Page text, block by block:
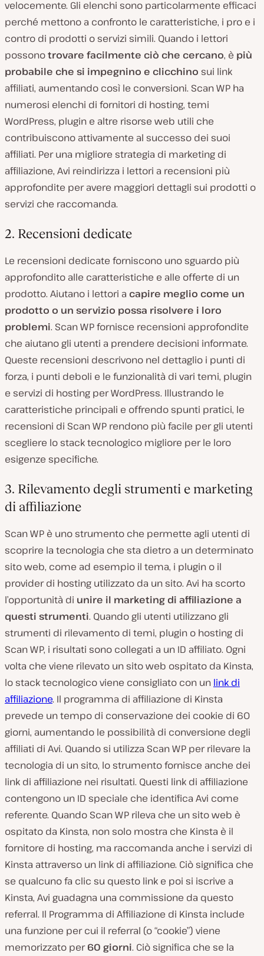
velocemente. Gli elenchi sono particolarmente efficaci
perché mettono a confronto le caratteristiche, i pro e i
contro di prodotti o servizi simili. Quando i lettori
possonotrovare facilmente ciò che cercano, è più
probabile che si impegnino e clicchino sui link
affiliati, aumentando così le conversioni. Scan WP ha
numerosi elenchi di fornitori di hosting, temi
WordPress, plugin e altre risorse web utili che
contribuiscono attivamente al successo dei suoi
affiliati. Per una migliore strategia di marketing di
affiliazione, Avi reindirizza i lettori a recensioni più
approfondite per avere maggiori dettagli sui prodotti o
servizi che raccomanda.
2. Recensioni dedicate
Le recensioni dedicate forniscono uno sguardo più
approfondito alle caratteristiche e alle offerte di un
prodotto. Aiutano i lettori a capire meglio come un
prodotto o un servizio possa risolvere i loro
problemi. Scan WP fornisce recensioni approfondite
che aiutano gli utenti a prendere decisioni informate.
Queste recensioni descrivono nel dettaglio i punti di
forza, i punti deboli e le funzionalità di vari temi, plugin
e servizi di hosting per WordPress. Illustrando le
caratteristiche principali e offrendo spunti pratici, le
recensioni di Scan WP rendono più facile per gli utenti
scegliere lo stack tecnologico migliore per le loro
esigenze specifiche.
3. Rilevamento degli strumenti e marketing
di affiliazione
Scan WP è uno strumento che permette agli utenti di
scoprire la tecnologia che sta dietro a un determinato
sito web, come ad esempio il tema, i plugin o il
provider di hosting utilizzato da un sito. Avi ha scorto
l’opportunità di unire il marketing di affiliazione a
questi strumenti. Quando gli utenti utilizzano gli
strumenti di rilevamento di temi, plugin o hosting di
Scan WP, i risultati sono collegati a un ID affiliato. Ogni
volta che viene rilevato un sito web ospitato da Kinsta,
lo stack tecnologico viene consigliato con un link di
affiliazione. Il programma di affiliazione di Kinsta
prevede un tempo di conservazione dei cookie di 60
giorni, aumentando le possibilità di conversione degli
affiliati di Avi. Quando si utilizza Scan WP per rilevare la
tecnologia di un sito, lo strumento fornisce anche dei
link di affiliazione nei risultati. Questi link di affiliazione
contengono un ID speciale che identifica Avi come
referente. Quando Scan WP rileva che un sito web è
ospitato da Kinsta, non solo mostra che Kinsta è il
fornitore di hosting, ma raccomanda anche i servizi di
Kinsta attraverso un link di affiliazione. Ciò significa che
se qualcuno fa clic su questo link e poi si iscrive a
Kinsta, Avi guadagna una commissione da questo
referral. Il Programma di Affiliazione di Kinsta include
una funzione per cui il referral (o “cookie”) viene
memorizzato per60 giorni. Ciò significa che se la